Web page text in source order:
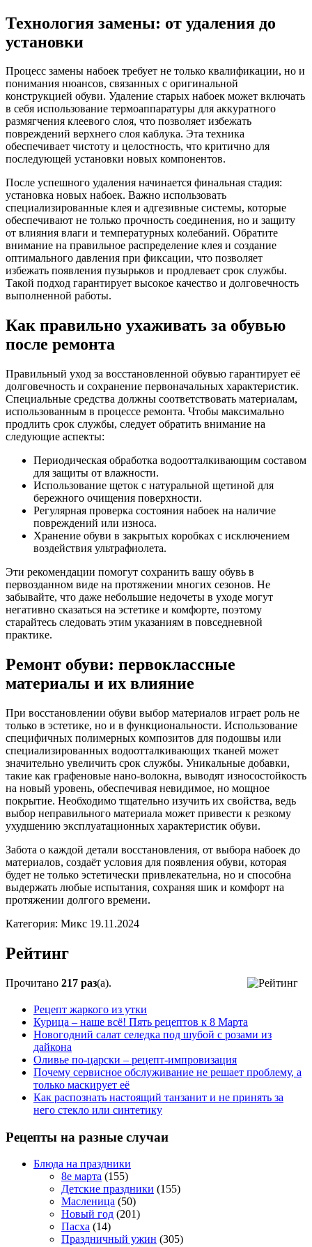
Технология замены: от удаления до
установки
Процесс замены набоек требует не только квалификации, но и
понимания нюансов, связанных с оригинальной
конструкцией обуви. Удаление старых набоек может включать
в себя использование термоаппаратуры для аккуратного
размягчения клеевого слоя, что позволяет избежать
повреждений верхнего слоя каблука. Эта техника
обеспечивает чистоту и целостность, что критично для
последующей установки новых компонентов.
После успешного удаления начинается финальная стадия:
установка новых набоек. Важно использовать
специализированные клея и адгезивные системы, которые
обеспечивают не только прочность соединения, но и защиту
от влияния влаги и температурных колебаний. Обратите
внимание на правильное распределение клея и создание
оптимального давления при фиксации, что позволяет
избежать появления пузырьков и продлевает срок службы.
Такой подход гарантирует высокое качество и долговечность
выполненной работы.
Как правильно ухаживать за обувью
после ремонта
Правильный уход за восстановленной обувью гарантирует её
долговечность и сохранение первоначальных характеристик.
Специальные средства должны соответствовать материалам,
использованным в процессе ремонта. Чтобы максимально
продлить срок службы, следует обратить внимание на
следующие аспекты:
Периодическая обработка водоотталкивающим составом
для защиты от влажности.
Использование щеток с натуральной щетиной для
бережного очищения поверхности.
Регулярная проверка состояния набоек на наличие
повреждений или износа.
Хранение обуви в закрытых коробках с исключением
воздействия ультрафиолета.
Эти рекомендации помогут сохранить вашу обувь в
первозданном виде на протяжении многих сезонов. Не
забывайте, что даже небольшие недочеты в уходе могут
негативно сказаться на эстетике и комфорте, поэтому
старайтесь следовать этим указаниям в повседневной
практике.
Ремонт обуви: первоклассные
материалы и их влияние
При восстановлении обуви выбор материалов играет роль не
только в эстетике, но и в функциональности. Использование
специфичных полимерных композитов для подошвы или
специализированных водоотталкивающих тканей может
значительно увеличить срок службы. Уникальные добавки,
такие как графеновые нано-волокна, выводят износостойкость
на новый уровень, обеспечивая невидимое, но мощное
покрытие. Необходимо тщательно изучить их свойства, ведь
выбор неправильного материала может привести к резкому
ухудшению эксплуатационных характеристик обуви.
Забота о каждой детали восстановления, от выбора набоек до
материалов, создаёт условия для появления обуви, которая
будет не только эстетически привлекательна, но и способна
выдержать любые испытания, сохраняя шик и комфорт на
протяжении долгого времени.
Категория: Микс 19.11.2024
Рейтинг
Прочитано 217 раз(a).
Рецепт жаркого из утки
Курица – наше всё! Пять рецептов к 8 Марта
Новогодний салат селедка под шубой с розами из
дайкона
Оливье по-царски – рецепт-импровизация
Почему сервисное обслуживание не решает проблему, а
только маскирует её
Как распознать настоящий танзанит и не принять за
него стекло или синтетику
Рецепты на разные случаи
Блюда на праздники
8е марта (155)
Детские праздники (155)
Масленица (50)
Новый год (201)
Пасха (14)
Праздничный ужин (305)